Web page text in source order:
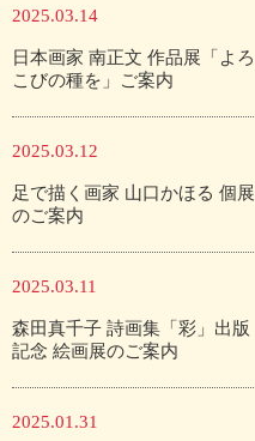
2025.03.14
日本画家 南正文 作品展「よろ
こびの種を」ご案内
2025.03.12
足で描く画家 山口かほる 個展
のご案内
2025.03.11
森田真千子 詩画集「彩」出版
記念 絵画展のご案内
2025.01.31